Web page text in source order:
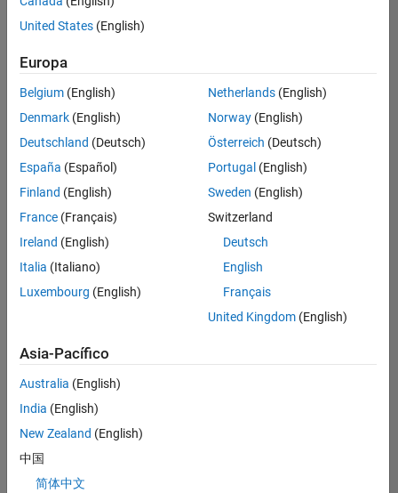
Ordenar por
Guardar
empleos
seleccionados
No se
han
traducido
todos
los
empleos.
Busque
por
ubicación
todos
empleos
en su
zona.
Aerospace and Defense Sales Account Manager
United States (English)
Europa
Belgium (English)
Denmark (English)
Deutschland (Deutsch)
España (Español)
Finland (English)
France (Français)
Ireland (English)
Italia (Italiano)
Luxembourg (English)
Netherlands(English)
Norway(English)
Österreich (Deutsch)
Portugal (English)
Sweden (English)
Switzerland
Deutsch
English
Français
United Kingdom(English)
Asia-Pacífico
Australia (English)
India (English)
New Zealand (English)
中国
简体中文